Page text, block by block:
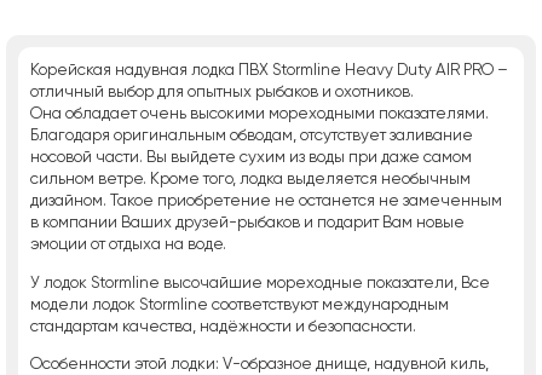
Корейская надувная лодка ПВХ Stormline Heavy Duty AIR PRO –
отличный выбор для опытных рыбаков и охотников.
Она обладает очень высокими мореходными показателями.
Благодаря оригинальным обводам, отсутствует заливание
носовой части. Вы выйдете сухим из воды при даже самом
сильном ветре. Кроме того, лодка выделяется необычным
дизайном. Такое приобретение не останется не замеченным
в компании Ваших друзей-рыбаков и подарит Вам новые
эмоции от отдыха на воде.
У лодок Stormline высочайшие мореходные показатели, Все
модели лодок Stormline соответствуют международным
стандартам качества, надёжности и безопасности.
Особенности этой лодки: V-образное днище, надувной киль,